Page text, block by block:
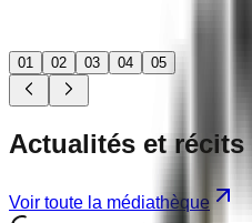
01 02 03 04 05
Actualités et récits
Voir toute la médiathèque